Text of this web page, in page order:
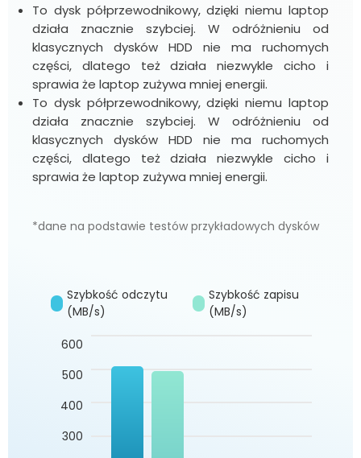
To dysk półprzewodnikowy, dzięki niemu laptop
działa znacznie szybciej. W odróżnieniu od
klasycznych dysków HDD nie ma ruchomych
części, dlatego też działa niezwykle cicho i
sprawia że laptop zużywa mniej energii.
To dysk półprzewodnikowy, dzięki niemu laptop
działa znacznie szybciej. W odróżnieniu od
klasycznych dysków HDD nie ma ruchomych
części, dlatego też działa niezwykle cicho i
sprawia że laptop zużywa mniej energii.
*dane na podstawie testów przykładowych dysków
Szybkość odczytu
(MB/s)
Szybkość zapisu
(MB/s)
600
500
400
300